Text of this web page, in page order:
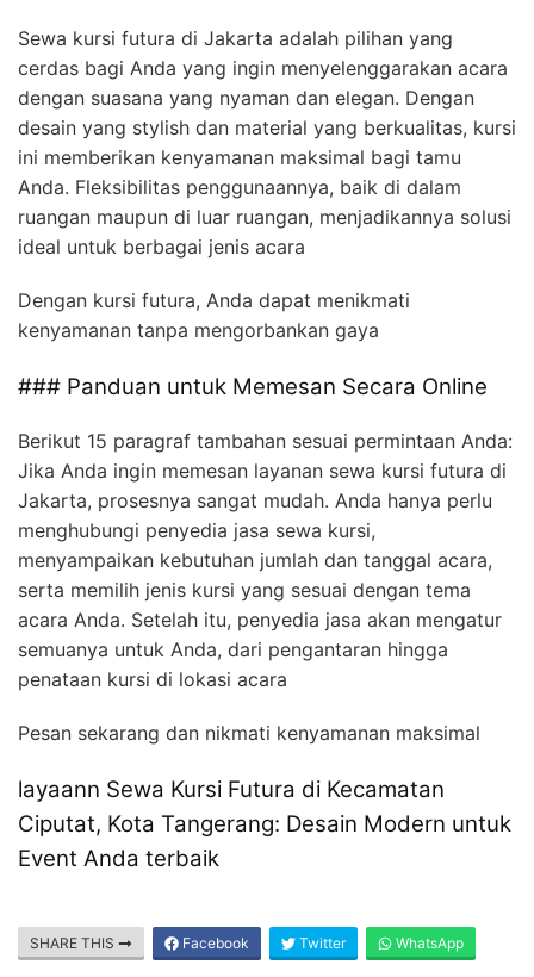
Sewa kursi futura di Jakarta adalah pilihan yang
cerdas bagi Anda yang ingin menyelenggarakan acara
dengan suasana yang nyaman dan elegan. Dengan
desain yang stylish dan material yang berkualitas, kursi
ini memberikan kenyamanan maksimal bagi tamu
Anda. Fleksibilitas penggunaannya, baik di dalam
ruangan maupun di luar ruangan, menjadikannya solusi
ideal untuk berbagai jenis acara
Dengan kursi futura, Anda dapat menikmati
kenyamanan tanpa mengorbankan gaya
### Panduan untuk Memesan Secara Online
Berikut 15 paragraf tambahan sesuai permintaan Anda:
Jika Anda ingin memesan layanan sewa kursi futura di
Jakarta, prosesnya sangat mudah. Anda hanya perlu
menghubungi penyedia jasa sewa kursi,
menyampaikan kebutuhan jumlah dan tanggal acara,
serta memilih jenis kursi yang sesuai dengan tema
acara Anda. Setelah itu, penyedia jasa akan mengatur
semuanya untuk Anda, dari pengantaran hingga
penataan kursi di lokasi acara
Pesan sekarang dan nikmati kenyamanan maksimal
layaann Sewa Kursi Futura di Kecamatan
Ciputat, Kota Tangerang: Desain Modern untuk
Event Anda terbaik
SHARE THIS Facebook Twitter WhatsApp